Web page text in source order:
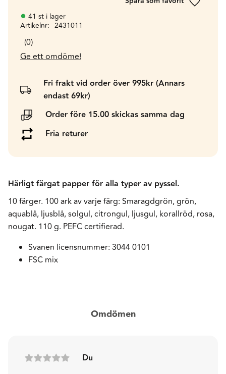
Lägg till
41 st i lager
Artikelnr
2431011
0
Ge ett omdöme!
Fri frakt vid order över 995kr (Annars
endast 69kr)
Order före 15.00 skickas samma dag
Fria returer
Härligt färgat papper för alla typer av pyssel.
10 färger. 100 ark av varje färg: Smaragdgrön, grön,
aquablå, ljusblå, solgul, citrongul, ljusgul, korallröd, rosa,
nougat. 110 g. PEFC certifierad.
Svanen licensnummer: 3044 0101
FSC mix
Omdömen
Du